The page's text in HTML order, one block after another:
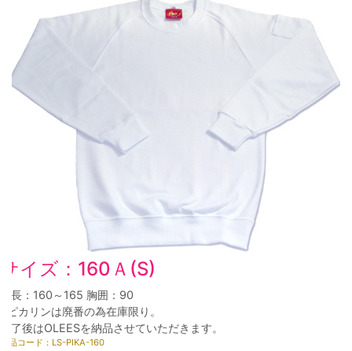
サイズ：160Ａ(S)
身長：160～165 胸囲：90
※ピカリンは廃番の為在庫限り。
終了後はOLEESを納品させていただきます。
商品コード：LS-PIKA-160